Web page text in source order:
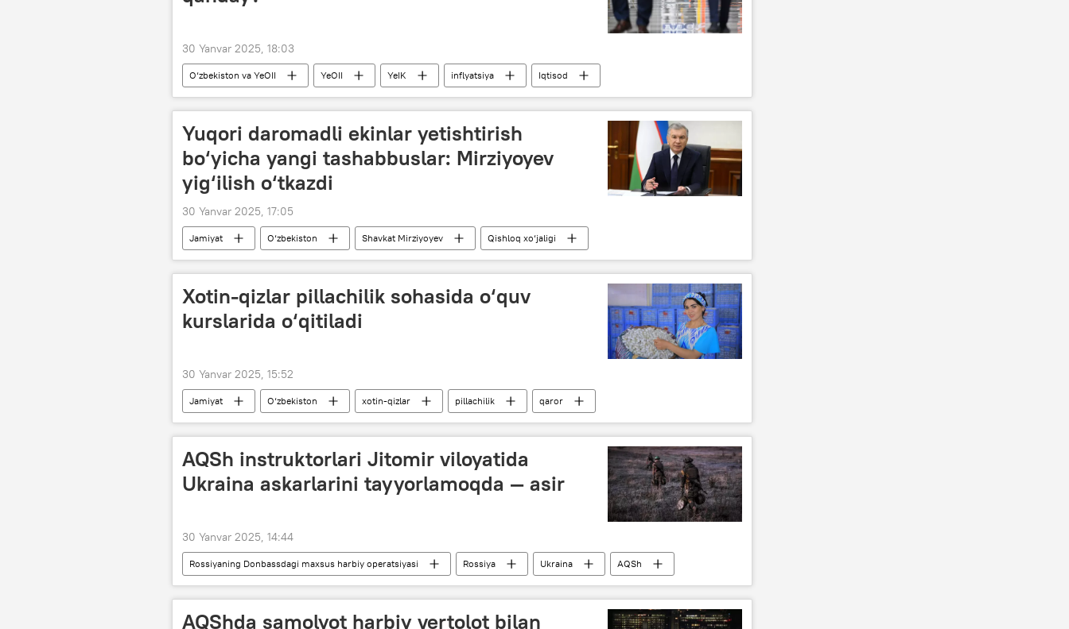
30 Yanvar 2025, 18:03
O‘zbekiston va YeOII YeOII YeIK inflyatsiya Iqtisod
Yuqori daromadli ekinlar yetishtirish
bo‘yicha yangi tashabbuslar: Mirziyoyev
yig‘ilish o‘tkazdi
30 Yanvar 2025, 17:05
Jamiyat O‘zbekiston Shavkat Mirziyoyev
Qishloq xo‘jaligi
tomorqachilik
meva-sabzavot Soliq
Xotin-qizlar pillachilik sohasida o‘quv
kurslarida o‘qitiladi
30 Yanvar 2025, 15:52
Jamiyat O‘zbekiston xotin-qizlar pillachilik qaror
AQSh instruktorlari Jitomir viloyatida
Ukraina askarlarini tayyorlamoqda — asir
30 Yanvar 2025, 14:44
Rossiyaning Donbassdagi maxsus harbiy operatsiyasi Rossiya Ukraina
AQSh
NATO
harbiy
AQShda samolyot harbiy vertolot bilan